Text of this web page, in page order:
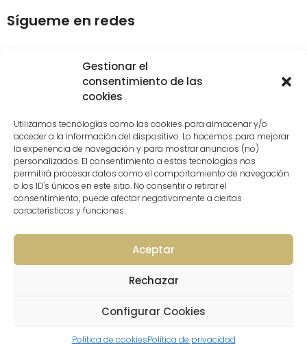
Gestionar el
consentimiento de las
cookies
Utilizamos tecnologías como las cookies para almacenar y/o
acceder a la información del dispositivo. Lo hacemos para mejorar
la experiencia de navegación y para mostrar anuncios (no)
personalizados. El consentimiento a estas tecnologías nos
permitirá procesar datos como el comportamiento de navegación
o los ID's únicos en este sitio. No consentir o retirar el
consentimiento, puede afectar negativamente a ciertas
características y funciones.
Aceptar
Rechazar
Configurar Cookies
Política de cookiesPolítica de privacidad
Sígueme en redes
Desarrollado porLoDigitalizo
Diseño de interiores en Vitoria
Decoración de interiores Vitoria
Servicio decoradores y asesoramiento en decoración
Vitoria
Interiorismo para viviendas de obra nueva
Estudio de diseño de interiores y decoración en